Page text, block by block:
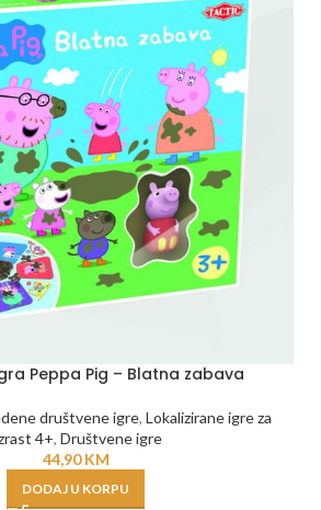
Peppa Pig – Blatna zabava
društvene igre, Lokalizirane igre za
4+, Društvene igre
44,90KM
DODAJ U KORPU